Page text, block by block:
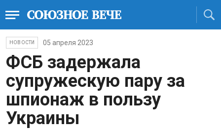
НОВОСТИ 05 апреля 2023
ФСБ задержала
супружескую пару за
шпионаж в пользу
Украины